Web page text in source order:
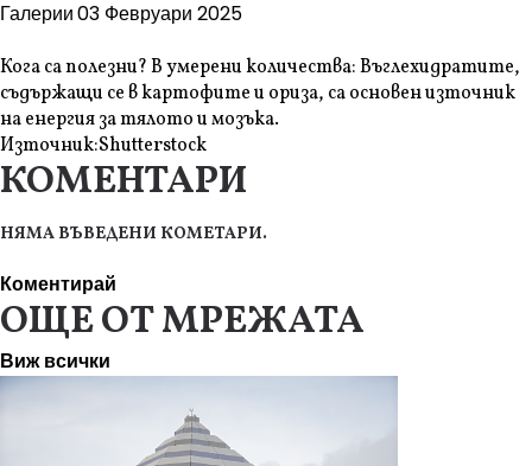
Галерии03 Февруари 2025
Кога са полезни? В умерени количества: Въглехидратите,
съдържащи се в картофите и ориза, са основен източник
на енергия за тялото и мозъка.
Източник:Shutterstock
КОМЕНТАРИ
НЯМА ВЪВЕДЕНИ КОМЕТАРИ.
Коментирай
ОЩЕ ОТ МРЕЖАТА
Виж всички